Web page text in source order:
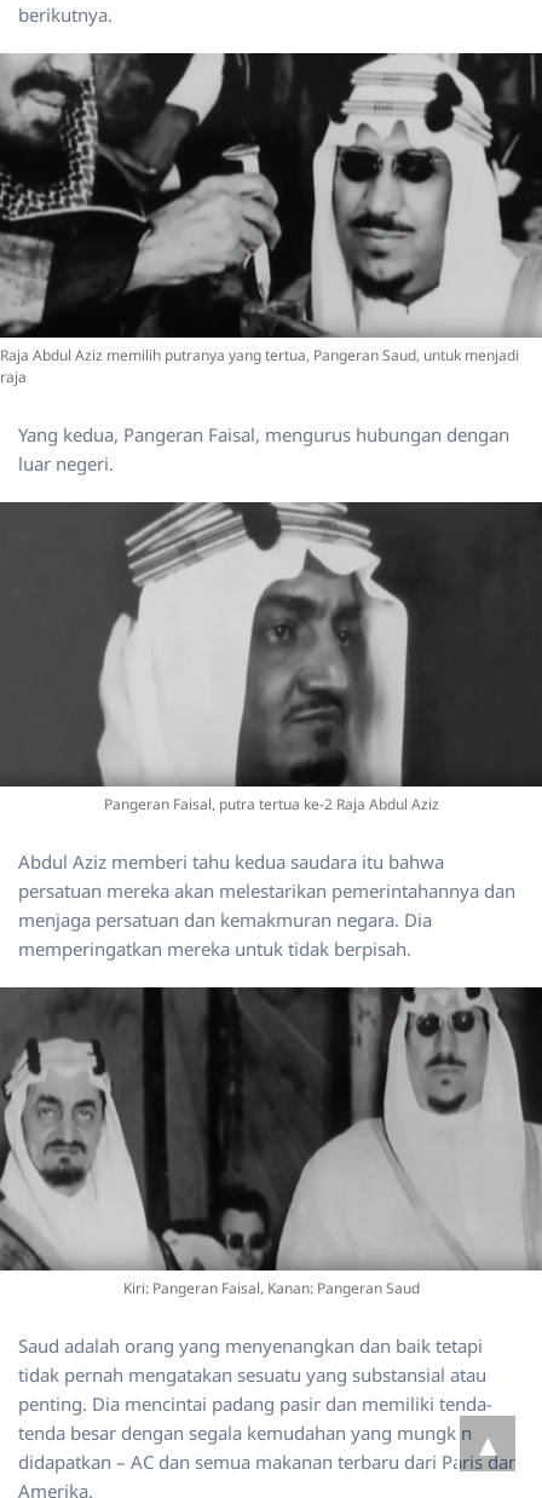
berikutnya.
Raja Abdul Aziz memilih putranya yang tertua, Pangeran Saud, untuk menjadi
raja
Yang kedua, Pangeran Faisal, mengurus hubungan dengan
luar negeri.
Pangeran Faisal, putra tertua ke-2 Raja Abdul Aziz
Abdul Aziz memberi tahu kedua saudara itu bahwa
persatuan mereka akan melestarikan pemerintahannya dan
menjaga persatuan dan kemakmuran negara. Dia
memperingatkan mereka untuk tidak berpisah.
Kiri: Pangeran Faisal, Kanan: Pangeran Saud
Saud adalah orang yang menyenangkan dan baik tetapi
tidak pernah mengatakan sesuatu yang substansial atau
penting. Dia mencintai padang pasir dan memiliki tenda-
tenda besar dengan segala kemudahan yang mungkin
didapatkan – AC dan semua makanan terbaru dari Paris dan
Amerika.
▲